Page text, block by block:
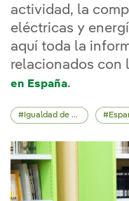
actividad, la
eléctricas y
aquí toda la
relacionados con
en España.
Igualdad de oportunidades